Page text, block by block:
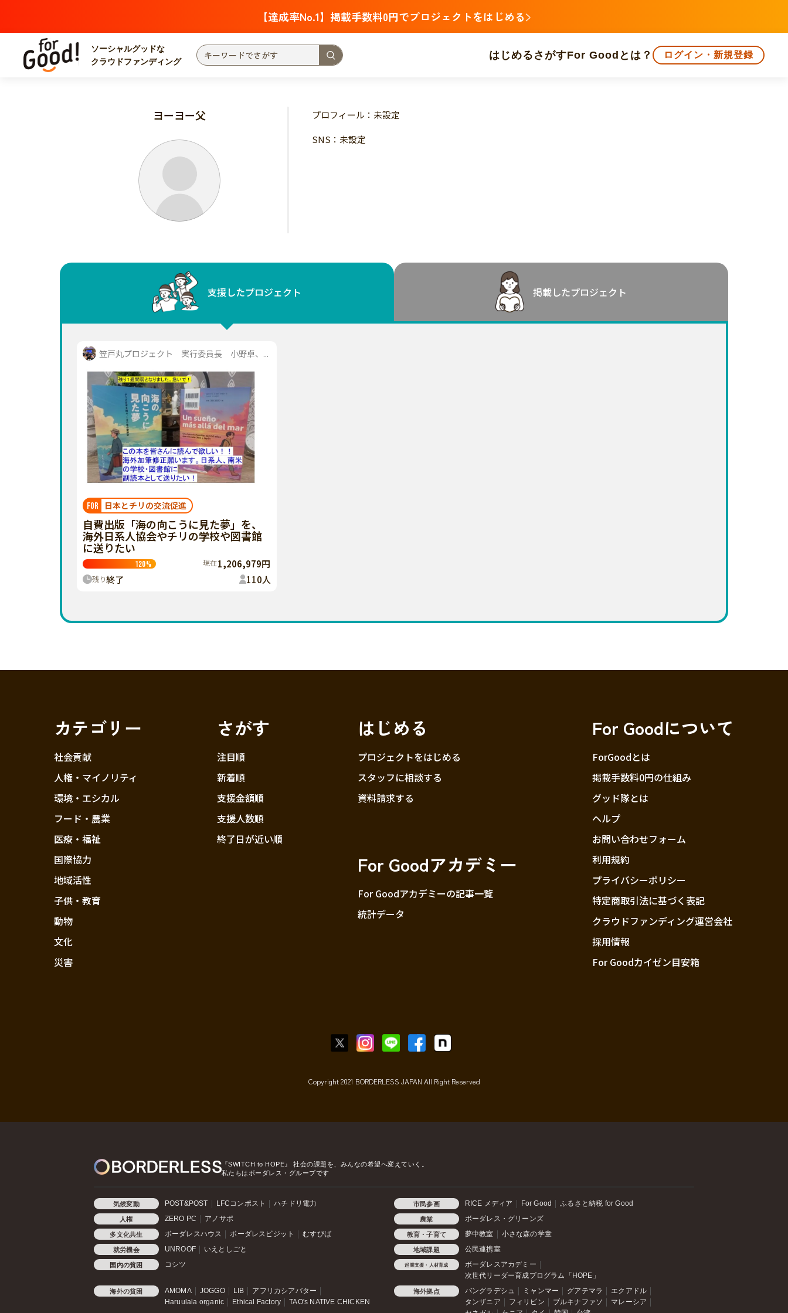
【達成率No.1】掲載手数料0円でプロジェクトをはじめる
ソーシャルグッドな
クラウドファンディング
はじめる さがすFor Goodとは？ ログイン・新規登録
注目 支援金額が多い 支援人数が多い
国際協力 子ども・教育
災害
北海道・東北
関東
新潟
中国
四国
九州・沖縄 福岡 佐賀 長崎 熊本 大分 宮崎 鹿児島 沖縄
ヨーヨー父
プロフィール：未設定
SNS：未設定
支援したプロジェクト 掲載したプロジェクト
笠戸丸プロジェクト 実行委員長 小野卓、...
FOR 日本とチリの交流促進
自費出版「海の向こうに見た夢」を、
海外日系人協会やチリの学校や図書館
に送りたい
120% 現在1,206,979円
残り終了 110人
カテゴリー
社会貢献
人権・マイノリティ
環境・エシカル
フード・農業
医療・福祉
国際協力
地域活性
子供・教育
動物
文化
災害
さがす
注目順
新着順
支援金額順
支援人数順
終了日が近い順
はじめる
プロジェクトをはじめる
スタッフに相談する
資料請求する
For Goodアカデミー
For Goodアカデミーの記事一覧
統計データ
For Goodについて
ForGoodとは
掲載手数料0円の仕組み
グッド隊とは
ヘルプ
お問い合わせフォーム
利用規約
プライバシーポリシー
特定商取引法に基づく表記
クラウドファンディング運営会社
採用情報
For Goodカイゼン目安箱
Copyright 2021 BORDERLESS JAPAN All Right Reserved
『SWITCH to HOPE』
社会の課題を、みんなの希望へ変えていく。
私たちはボーダレス・グループです
気候変動 POST&POST LFCコンポスト ハチドリ電力 市民参画 RICE メディア For Good ふるさと納税 for Good
人権 ZERO PC アノサポ 農業 ボーダレス・グリーンズ
多文化共生 ボーダレスハウス ボーダレスビジット むすびば 教育・子育て 夢中教室 小さな森の学童
就労機会 UNROOF いえとしごと 地域課題 公民連携室
国内の貧困 コシツ 起業支援・人材育成
ボーダレスアカデミー
次世代リーダー育成プログラム「HOPE」
海外の貧困 AMOMA JOGGO LIB
アフリカシアバター
Haruulala organic
Ethical Factory TAO's NATIVE CHICKEN
海外拠点 バングラデシュ ミャンマー グアテマラ
エクアドル
タンザニア
フィリピン ブルキナファソ
マレーシア